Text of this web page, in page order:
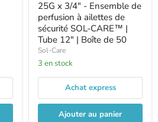
actuel
25G x 3/4" - Ensemble de
perfusion à ailettes de
sécurité SOL-CARE™ |
Tube 12" | Boîte de 50
Sol-Care
3 en stock
Achat express
Ajouter au panier